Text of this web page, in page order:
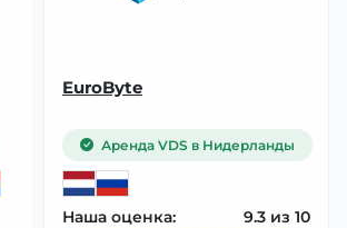
EuroByte
Аренда VDS в Нидерланды
Наша оценка: 9.3